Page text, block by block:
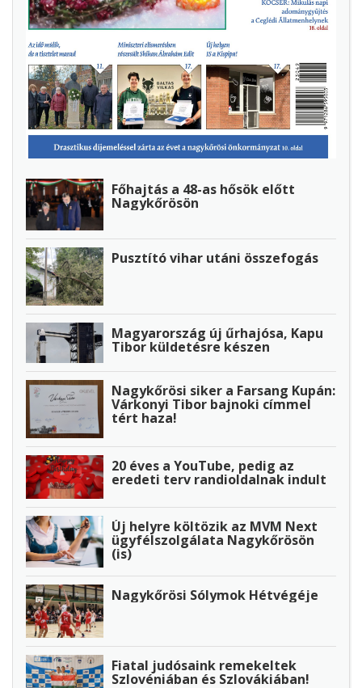
Főhajtás a 48-as hősök előtt
Nagykőrösön
Pusztító vihar utáni összefogás
Magyarország új űrhajósa, Kapu
Tibor küldetésre készen
Nagykőrösi siker a Farsang Kupán:
Várkonyi Tibor bajnoki címmel
tért haza!
20 éves a YouTube, pedig az
eredeti terv randioldalnak indult
Új helyre költözik az MVM Next
ügyfélszolgálata Nagykőrösön
(is)
Nagykőrösi Sólymok Hétvégéje
Fiatal judósaink remekeltek
Szlovéniában és Szlovákiában!